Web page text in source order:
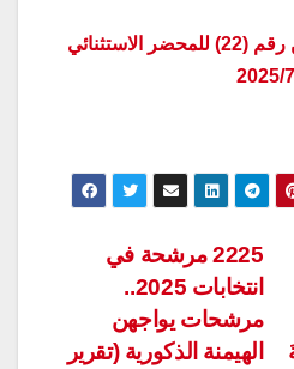
قرار مجلس المفوضيـن رقم (22) للمحضر الاستثنائي
2225 مرشحة في
انتخابات 2025..
مرشحات يواجهن
الهيمنة الذكورية (تقرير